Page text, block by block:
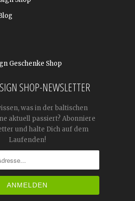
Geschenke Shop
SHOP-NEWSLETTER
was in der baltischen
aktuell passiert? Abonniere
und halte Dich auf dem
Laufenden!